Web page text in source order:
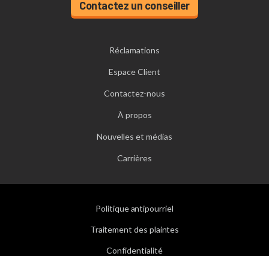
Contactez un conseiller
Réclamations
Espace Client
Contactez-nous
À propos
Nouvelles et médias
Carrières
Politique antipourriel
Traitement des plaintes
Confidentialité